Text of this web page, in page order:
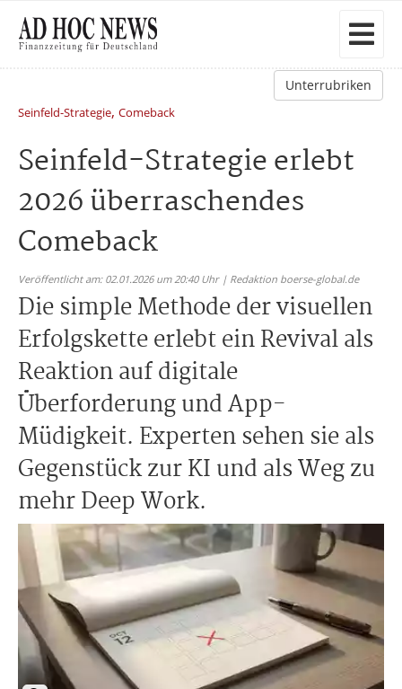
Unterrubriken
Seinfeld-Strategie, Comeback
Seinfeld-Strategie erlebt
2026 überraschendes
Comeback
Veröffentlicht am: 02.01.2026 um 20:40 Uhr | Redaktion boerse-global.de
Die simple Methode der visuellen
Erfolgskette erlebt ein Revival als
Reaktion auf digitale
Überforderung und App-
Müdigkeit. Experten sehen sie als
Gegenstück zur KI und als Weg zu
mehr Deep Work.